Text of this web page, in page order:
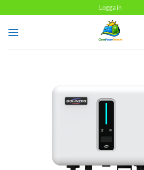
to
content
Logga in